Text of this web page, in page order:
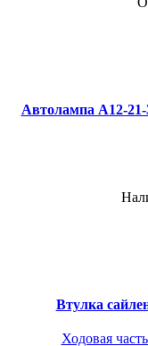
Автолампа А12-
Втулка
Ходовая